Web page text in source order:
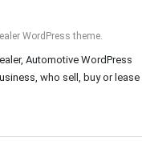
WordPress theme.
Automotive WordPress
, who sell, buy or lease